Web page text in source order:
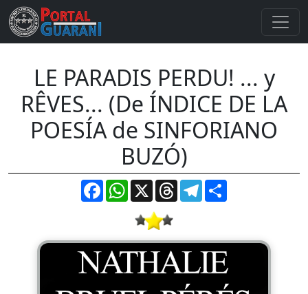
LE PARADIS PERDU! ... y
RÊVES... (De ÍNDICE DE LA
POESÍA de SINFORIANO
BUZÓ)
FacebookWhatsApp
X ThreadsTelegram